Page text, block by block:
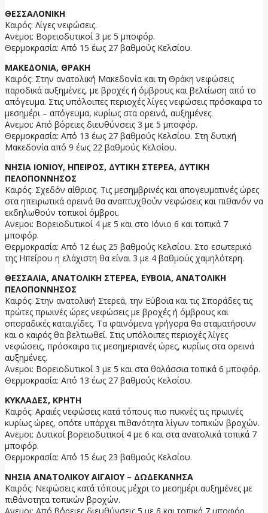
ΘΕΣΣΑΛΟΝΙΚΗ
Καιρός: Λίγες νεφώσεις.
Ανεμοι: Βορειοδυτικοί 3 με 5 μποφόρ.
Θερμοκρασία: Από 15 έως 27 βαθμούς Κελσίου.
ΜΑΚΕΔΟΝΙΑ, ΘΡΑΚΗ
Καιρός: Στην ανατολική Μακεδονία και τη Θράκη νεφώσεις
παροδικά αυξημένες, με βροχές ή όμβρους και βελτίωση από το
απόγευμα. Στις υπόλοιπες περιοχές λίγες νεφώσεις πρόσκαιρα το
μεσημέρι – απόγευμα, κυρίως στα ορεινά, αυξημένες.
Ανεμοι: Από βόρειες διευθύνσεις 3 με 5 μποφόρ.
Θερμοκρασία: Από 13 έως 27 βαθμούς Κελσίου. Στη δυτική
Μακεδονία από 9 έως 22 βαθμούς Κελσίου.
ΝΗΣΙΑ ΙΟΝΙΟΥ, ΗΠΕΙΡΟΣ, ΔΥΤΙΚΗ ΣΤΕΡΕΑ, ΔΥΤΙΚΗ
ΠΕΛΟΠΟΝΝΗΣΟΣ
Καιρός: Σχεδόν αίθριος. Τις μεσημβρινές και απογευματινές ώρες
στα ηπειρωτικά ορεινά θα αναπτυχθούν νεφώσεις και πιθανόν να
εκδηλωθούν τοπικοί όμβροι.
Ανεμοι: Βορειοδυτικοί 4 με 5 και στο Ιόνιο 6 και τοπικά 7
μποφόρ.
Θερμοκρασία: Από 12 έως 25 βαθμούς Κελσίου. Στο εσωτερικό
της Ηπείρου η ελάχιστη θα είναι 3 με 4 βαθμούς χαμηλότερη.
ΘΕΣΣΑΛΙΑ, ΑΝΑΤΟΛΙΚΗ ΣΤΕΡΕΑ, ΕΥΒΟΙΑ, ΑΝΑΤΟΛΙΚΗ
ΠΕΛΟΠΟΝΝΗΣΟΣ
Καιρός: Στην ανατολική Στερεά, την Εύβοια και τις Σποράδες τις
πρώτες πρωινές ώρες νεφώσεις με βροχές ή όμβρους και
σποραδικές καταιγίδες. Τα φαινόμενα γρήγορα θα σταματήσουν
και ο καιρός θα βελτιωθεί. Στις υπόλοιπες περιοχές λίγες
νεφώσεις, πρόσκαιρα τις μεσημεριανές ώρες, κυρίως στα ορεινά
αυξημένες.
Ανεμοι: Βορειοδυτικοί 3 με 5 και στα θαλάσσια τοπικά 6 μποφόρ.
Θερμοκρασία: Από 13 έως 27 βαθμούς Κελσίου.
ΚΥΚΛΑΔΕΣ, ΚΡΗΤΗ
Καιρός: Αραιές νεφώσεις κατά τόπους πιο πυκνές τις πρωινές
κυρίως ώρες, οπότε υπάρχει πιθανότητα λίγων τοπικών βροχών.
Ανεμοι: Δυτικοί βορειοδυτικοί 4 με 6 και στα ανατολικά τοπικά 7
μποφόρ.
Θερμοκρασία: Από 15 έως 23 βαθμούς Κελσίου.
ΝΗΣΙΑ ΑΝΑΤΟΛΙΚΟΥ ΑΙΓΑΙΟΥ – ΔΩΔΕΚΑΝΗΣΑ
Καιρός: Νεφώσεις κατά τόπους μέχρι το μεσημέρι αυξημένες με
πιθάνοτητα τοπικών βροχών.